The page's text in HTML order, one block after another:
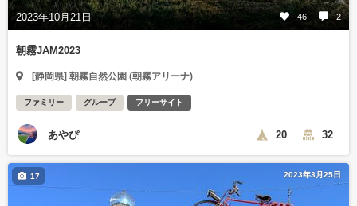
2023年10月21日 46 2
朝霧JAM2023
[静岡県] 朝霧自然公園 (朝霧アリーナ)
ファミリー グループ フリーサイト
あやぴ 20 32
2023年3月25日
17